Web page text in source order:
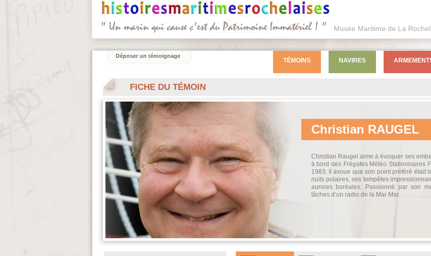
Musée Maritime de La
FICHE DU TÉMOIN
Christian RAUGEL
Christian Raugel aime à évoquer ses
à bord des Frégates Météo Stationnaires
1983. Il avoue que son point préféré était
nuits polaires, ses tempêtes
aurores boréales. Passionné par son
tâches d’un radio de la Mar Mar.
TÉMOINS NAVIRES
Déposer un témoignage